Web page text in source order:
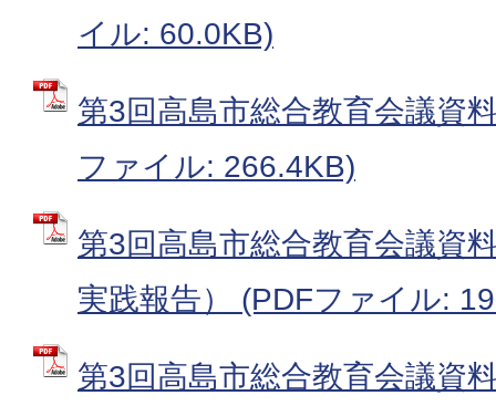
イル: 60.0KB)
第3回高島市総合教育会議資
ファイル: 266.4KB)
第3回高島市総合教育会議資
実践報告） (PDFファイル:
第3回高島市総合教育会議資